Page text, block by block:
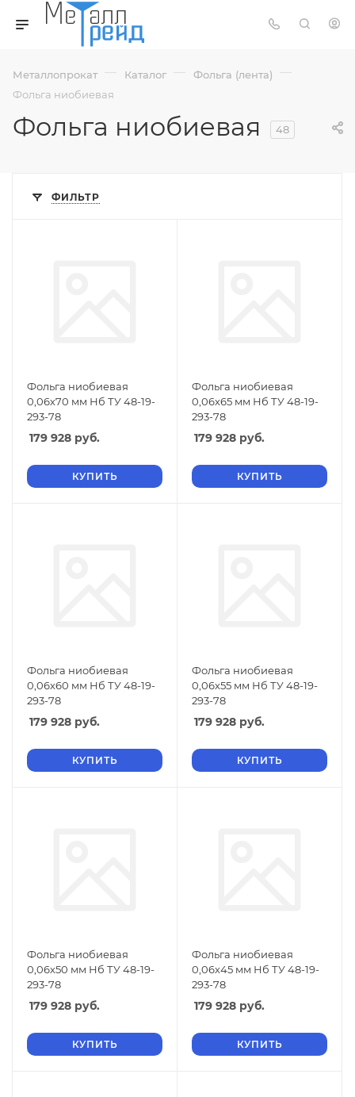
Металлопрокат — Каталог — Фольга (лента) —
Фольга ниобиевая
Фольга ниобиевая 48
ФИЛЬТР
Фольга ниобиевая
0,06х70 мм Нб ТУ 48-19-
293-78
179 928 руб.
КУПИТЬ
Фольга ниобиевая
0,06х65 мм Нб ТУ 48-19-
293-78
179 928 руб.
КУПИТЬ
Фольга ниобиевая
0,06х60 мм Нб ТУ 48-19-
293-78
179 928 руб.
КУПИТЬ
Фольга ниобиевая
0,06х55 мм Нб ТУ 48-19-
293-78
179 928 руб.
КУПИТЬ
Фольга ниобиевая
0,06х50 мм Нб ТУ 48-19-
293-78
179 928 руб.
КУПИТЬ
Фольга ниобиевая
0,06х45 мм Нб ТУ 48-19-
293-78
179 928 руб.
КУПИТЬ